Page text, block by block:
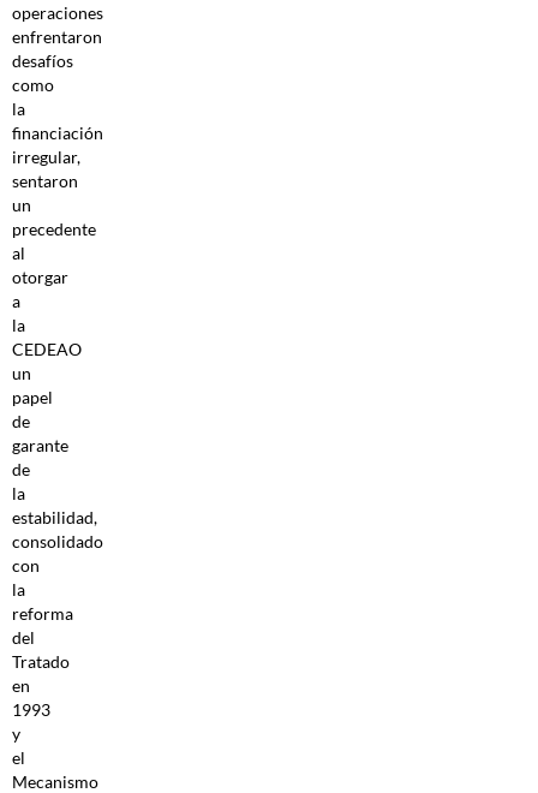
operaciones
enfrentaron
desafíos
como
la
financiación
irregular,
sentaron
un
precedente
al
otorgar
a
la
CEDEAO
un
papel
de
garante
de
la
estabilidad,
consolidado
con
la
reforma
del
Tratado
en
1993
y
el
Mecanismo